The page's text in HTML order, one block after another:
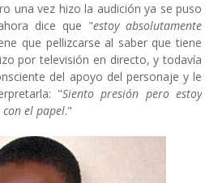
una vez hizo la audición ya se puso
dice que "estoy absolutamente
que pellizcarse al saber que tiene
por televisión en directo, y todavía
del apoyo del personaje y le
"Siento presión pero estoy
el papel."